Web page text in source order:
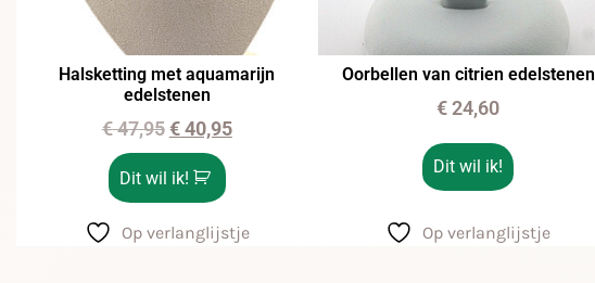
Halsketting met aquamarijn
edelstenen
€47,95 €40,95
Dit wil ik!
Op verlanglijstje
Oorbellen van citrien edelstenen
€24,60
Dit wil ik!
Op verlanglijstje